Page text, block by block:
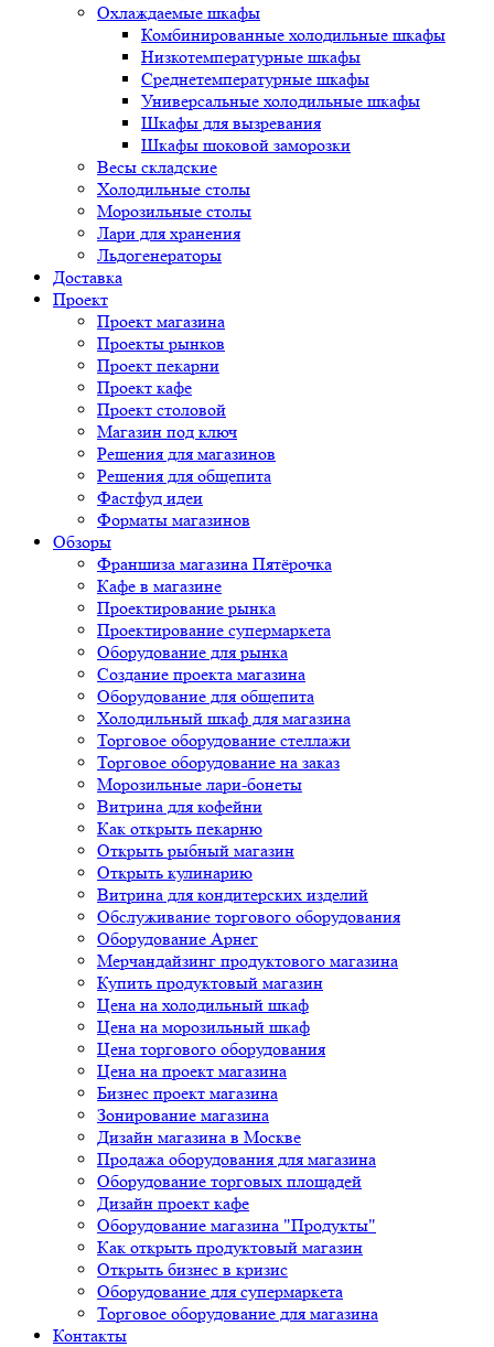
Охлаждаемые шкафы
Комбинированные холодильные шкафы
Низкотемпературные шкафы
Среднетемпературные шкафы
Универсальные холодильные шкафы
Шкафы для вызревания
Шкафы шоковой заморозки
Весы складские
Холодильные столы
Морозильные столы
Лари для хранения
Льдогенераторы
Доставка
Проект
Проект магазина
Проекты рынков
Проект пекарни
Проект кафе
Проект столовой
Магазин под ключ
Решения для магазинов
Решения для общепита
Фастфуд идеи
Форматы магазинов
Обзоры
Франшиза магазина Пятёрочка
Кафе в магазине
Проектирование рынка
Проектирование супермаркета
Оборудование для рынка
Создание проекта магазина
Оборудование для общепита
Холодильный шкаф для магазина
Торговое оборудование стеллажи
Торговое оборудование на заказ
Морозильные лари-бонеты
Витрина для кофейни
Как открыть пекарню
Открыть рыбный магазин
Открыть кулинарию
Витрина для кондитерских изделий
Обслуживание торгового оборудования
Оборудование Арнег
Мерчандайзинг продуктового магазина
Купить продуктовый магазин
Цена на холодильный шкаф
Цена на морозильный шкаф
Цена торгового оборудования
Цена на проект магазина
Бизнес проект магазина
Зонирование магазина
Дизайн магазина в Москве
Продажа оборудования для магазина
Оборудование торговых площадей
Дизайн проект кафе
Оборудование магазина "Продукты"
Как открыть продуктовый магазин
Открыть бизнес в кризис
Оборудование для супермаркета
Торговое оборудование для магазина
Контакты